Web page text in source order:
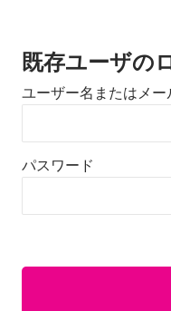
既存ユーザの
ユーザー名またはメー
パスワード